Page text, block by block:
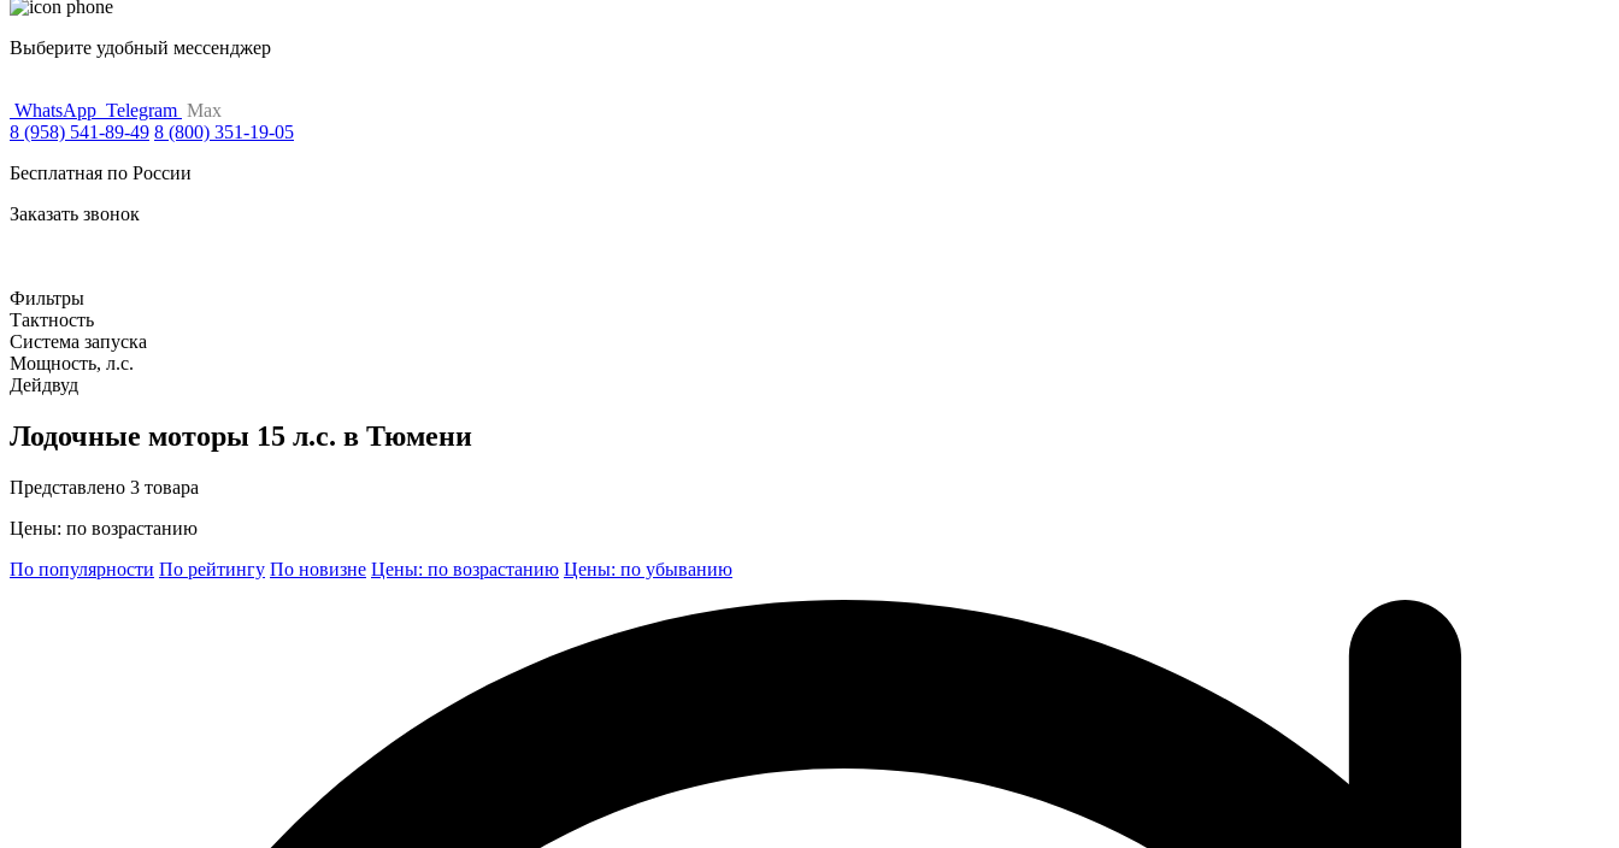
Выберите удобный мессенджер
WhatsApp Telegram Max
8 (958) 541-89-49 8 (800) 351-19-05
Бесплатная по России
Заказать звонок
Фильтры
Тактность
Система запуска
Мощность, л.с.
Дейдвуд
Лодочные моторы 15 л.с. в Тюмени
Представлено 3 товара
Цены: по возрастанию
По популярности По рейтингу По новизне Цены: по возрастанию Цены: по убыванию